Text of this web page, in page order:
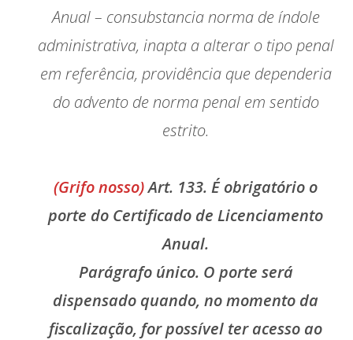
Anual – consubstancia norma de índole
administrativa, inapta a alterar o tipo penal
em referência, providência que dependeria
do advento de norma penal em sentido
estrito.
(Grifo nosso)Art. 133. É obrigatório o
porte do Certificado de Licenciamento
Anual.
Parágrafo único. O porte será
dispensado quando, no momento da
fiscalização, for possível ter acesso ao